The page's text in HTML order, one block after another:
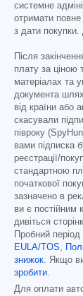
системне
отримати повне
з дати покупки.
Після
плату за ціною
матеріалах та
документа
від країни або
скасували
півроку
вами підписка
реєстрації/
стандартною
початкової
зазначено в
ви є постійним
дивіться
Пробний
EULA/TOS,
знижок. Якщо
зробити.
Для оплати